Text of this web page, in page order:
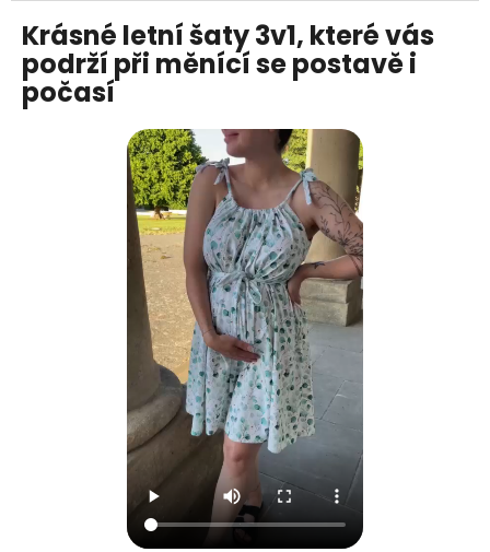
Krásné letní šaty 3v1, které vás
podrží při měnící se postavě i
počasí